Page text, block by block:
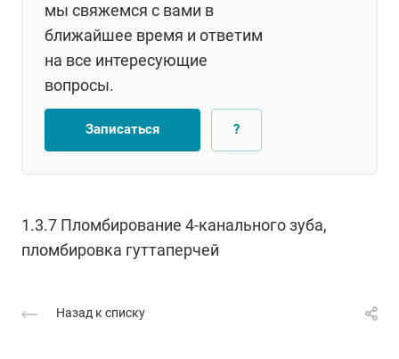
мы свяжемся с вами в
ближайшее время и ответим
на все интересующие
вопросы.
Записаться ?
1.3.7 Пломбирование 4-канального зуба,
пломбировка гуттаперчей
Назад к списку